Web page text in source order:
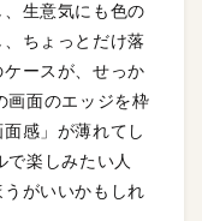
生意気にも色の
ちょっとだけ落
ースが、せっか
画面のエッジを枠
感」が薄れてし
で楽しみたい人
がいいかもしれ